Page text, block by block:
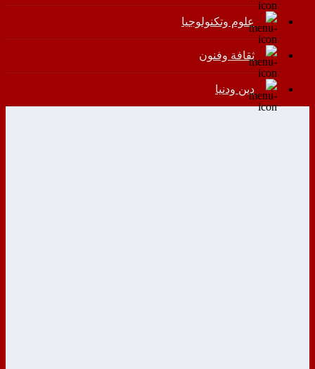
علوم وتكنولوجيا
ثقافة وفنون
دين ودنيا